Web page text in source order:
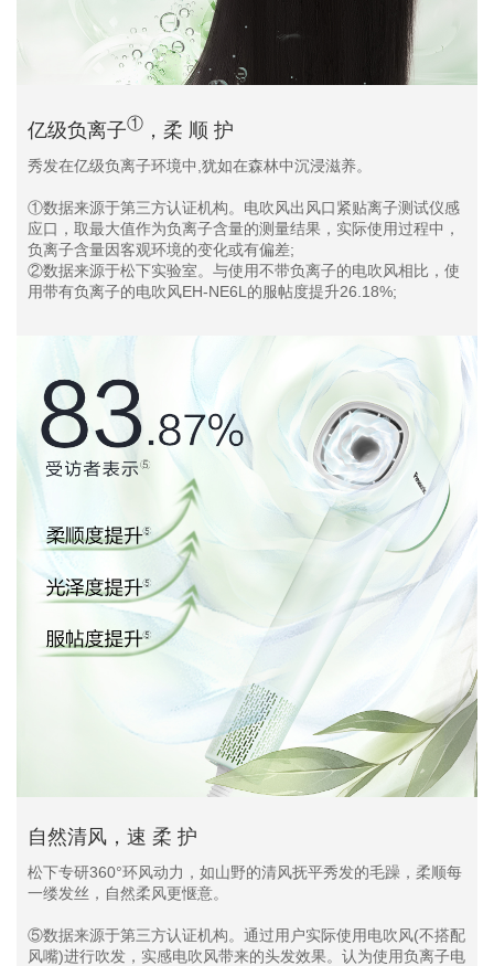
亿级负离子① ，柔 顺 护
秀发在亿级负离子环境中,犹如在森林中沉浸滋养。
①数据来源于第三方认证机构。电吹风出风口紧贴离子测试仪感
应口，取最大值作为负离子含量的测量结果，实际使用过程中，
负离子含量因客观环境的变化或有偏差;
②数据来源于松下实验室。与使用不带负离子的电吹风相比，使
用带有负离子的电吹风EH-NE6L的服帖度提升26.18%;
自然清风，速 柔 护
松下专研360°环风动力，如山野的清风抚平秀发的毛躁，柔顺每
一缕发丝，自然柔风更惬意。
⑤数据来源于第三方认证机构。通过用户实际使用电吹风(不搭配
风嘴)进行吹发，实感电吹风带来的头发效果。认为使用负离子电